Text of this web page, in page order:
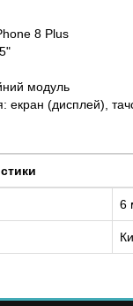
8 Plus
модуль
екран (дисплей),
6